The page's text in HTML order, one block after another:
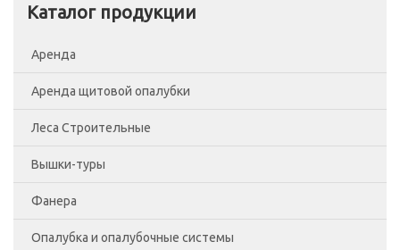
Каталог продукции
Аренда
Аренда щитовой опалубки
Леса Строительные
Леса рамные
Помосты
Сетка фасадная
Вышки-туры
Вышка-тура ВСП-250/0.7
Вышка-тура ВСП-250/1.2
Фанера
Фанера Россия
Опалубка и опалубочные системы